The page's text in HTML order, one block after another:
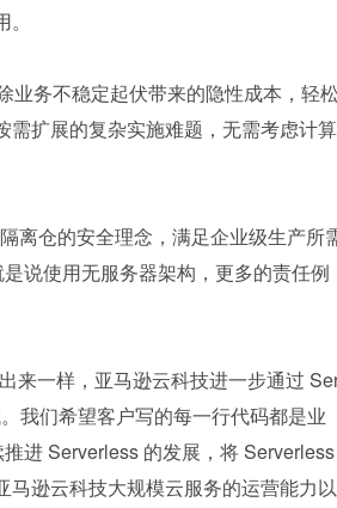
业务不稳定起伏带来的隐性成本，轻
扩展的复杂实施难题，无需考虑计算
离仓的安全理念，满足企业级生产所
说使用无服务器架构，更多的责任例
来一样，亚马逊云科技进一步通过
我们希望客户写的每一行代码都是业
进 Serverless 的发展，将 Serverless
逊云科技大规模云服务的运营能力以